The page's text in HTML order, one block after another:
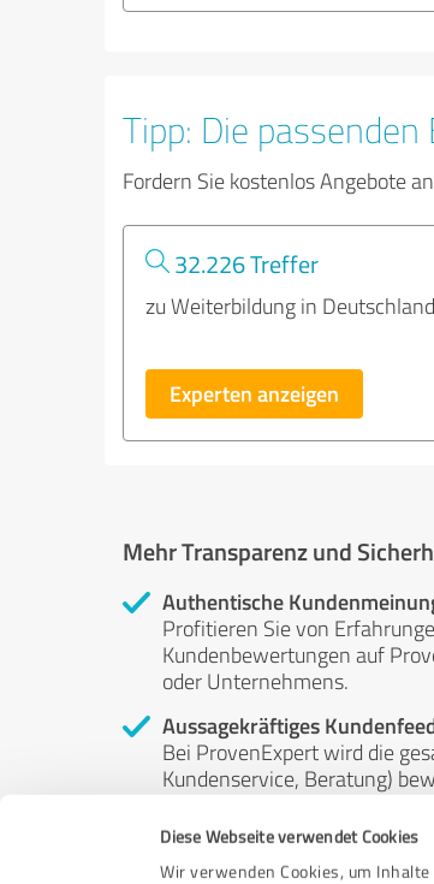
Diese Webseite verwendet Cookies
Wir verwenden Cookies, um
Tipp: Die
Fordern Sie kostenlos Angebote
32.226 Treffer
zu Weiterbildung in Deutschland
Experten anzeigen
Mehr Transparenz und
Authentische
Profitieren Sie von
Kundenbewertungen auf
oder Unternehmens.
Aussagekräftiges
Bei ProvenExpert wird die
Kundenservice, Beratung)
Unabhängige Bewertungen
ProvenExpert ist